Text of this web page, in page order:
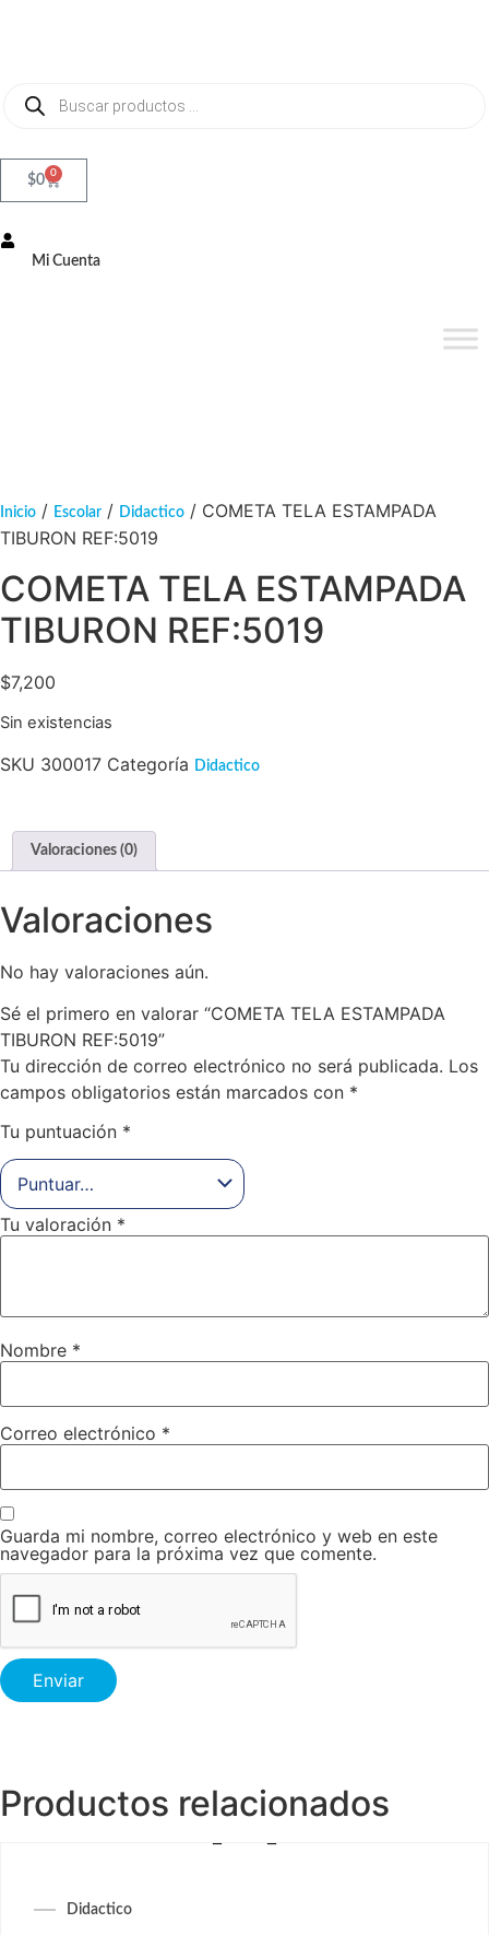
$0 0
Mi Cuenta
Inicio / Escolar / Didactico / COMETA TELA ESTAMPADA
TIBURON REF:5019
COMETA TELA ESTAMPADA
TIBURON REF:5019
$7,200
Sin existencias
SKU 300017 Categoría Didactico
Valoraciones (0)
Valoraciones
No hay valoraciones aún.
Sé el primero en valorar “COMETA TELA ESTAMPADA
TIBURON REF:5019”
Tu dirección de correo electrónico no será publicada. Los
campos obligatorios están marcados con *
Tu puntuación *
Tu valoración *
Nombre *
Correo electrónico *
Guarda mi nombre, correo electrónico y web en este
navegador para la próxima vez que comente.
Productos relacionados
Didactico